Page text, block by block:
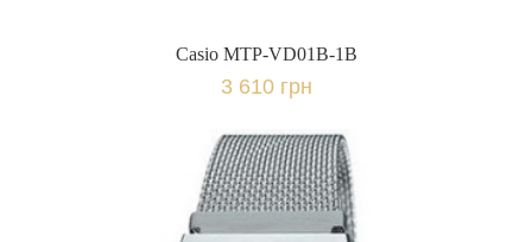
Casio MTP-VD01B-1B
3 610 грн